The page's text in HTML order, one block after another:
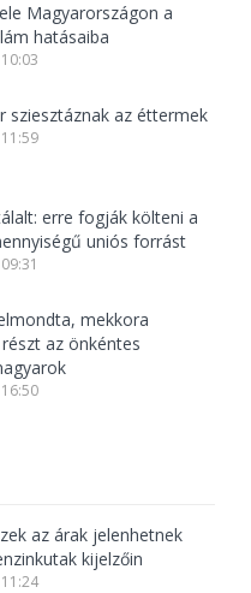
Magyarországon a
hatásaiba
sziesztáznak az éttermek
erre fogják költeni a
uniós forrást
mekkora
az önkéntes
az árak jelenhetnek
kijelzőin